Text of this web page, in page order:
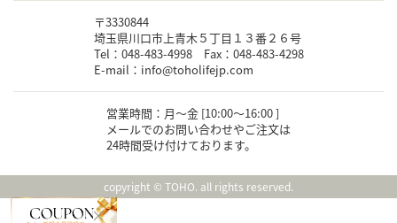
〒3330844
埼玉県川口市上青木５丁目１３番２６号
Tel：048-483-4998 Fax：048-483-4298
E-mail：info@toholifejp.com
営業時間：月～金 [10:00〜16:00 ]
メールでのお問い合わせやご注文は
24時間受け付けております。
copyright © TOHO. all rights reserved.